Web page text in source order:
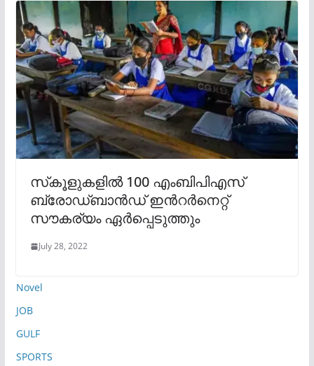
സ്‌കൂളുകളിൽ 100 എംബിപിഎസ്
ബ്രോഡ്ബാൻഡ് ഇന്‍റർനെറ്റ്
സൗകര്യം ഏർപ്പെടുത്തും
July 28, 2022
Novel
JOB
GULF
SPORTS